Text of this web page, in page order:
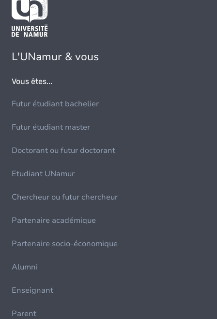
L'UNamur & vous
Vous êtes...
Futur étudiant bachelier
Futur étudiant master
Doctorant ou futur doctorant
Etudiant UNamur
Chercheur ou futur chercheur
Partenaire académique
Partenaire socio-économique
Alumni
Enseignant
Parent